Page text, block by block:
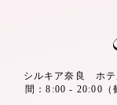
シルキア奈良 ホテ
間：8:00 - 20:00（